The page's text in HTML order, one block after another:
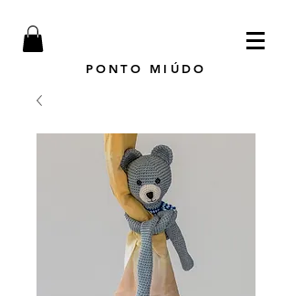
PONTO MIÚDO